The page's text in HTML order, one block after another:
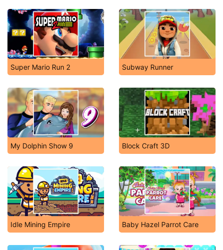
Super Mario Run 2 Subway Runner
My Dolphin Show 9 Block Craft 3D
Idle Mining Empire Baby Hazel Parrot Care